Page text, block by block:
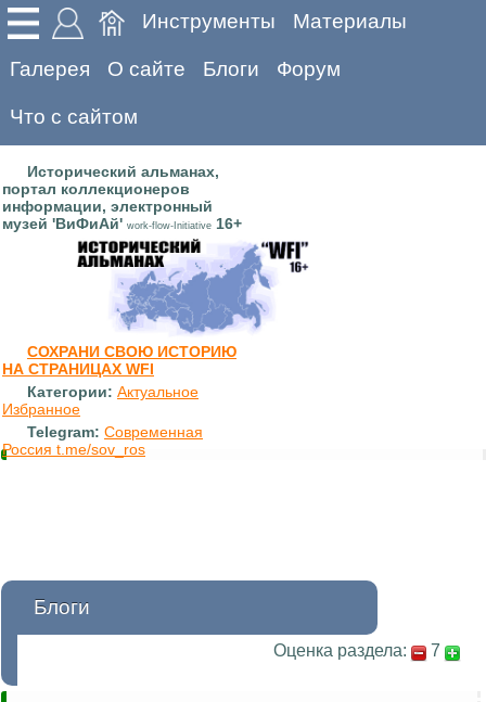
Инструменты Материалы
Галерея О сайте Блоги Форум
Что с сайтом
Исторический альманах,
портал коллекционеров
информации, электронный
музей 'ВиФиАй' work-flow-Initiative 16+
СОХРАНИ СВОЮ ИСТОРИЮ
НА СТРАНИЦАХ WFI
Категории: Актуальное
Избранное
Telegram: Современная
Россия t.me/sov_ros
Блоги
Оценка раздела: 7